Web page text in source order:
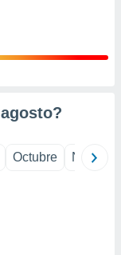
agosto?
Octubre